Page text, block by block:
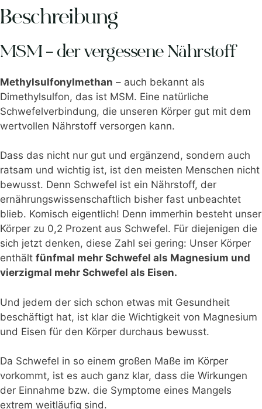
Beschreibung
MSM – der vergessene Nährstoff
Methylsulfonylmethan – auch bekannt als
Dimethylsulfon, das ist MSM. Eine natürliche
Schwefelverbindung, die unseren Körper gut mit dem
wertvollen Nährstoff versorgen kann.
Dass das nicht nur gut und ergänzend, sondern auch
ratsam und wichtig ist, ist den meisten Menschen nicht
bewusst. Denn Schwefel ist ein Nährstoff, der
ernährungswissenschaftlich bisher fast unbeachtet
blieb. Komisch eigentlich! Denn immerhin besteht unser
Körper zu 0,2 Prozent aus Schwefel. Für diejenigen die
sich jetzt denken, diese Zahl sei gering: Unser Körper
enthält fünfmal mehr Schwefel als Magnesium und
vierzigmal mehr Schwefel als Eisen.
Und jedem der sich schon etwas mit Gesundheit
beschäftigt hat, ist klar die Wichtigkeit von Magnesium
und Eisen für den Körper durchaus bewusst.
Da Schwefel in so einem großen Maße im Körper
vorkommt, ist es auch ganz klar, dass die Wirkungen
der Einnahme bzw. die Symptome eines Mangels
extrem weitläufig sind.